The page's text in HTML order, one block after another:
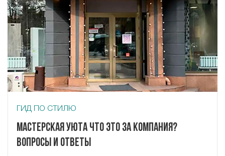
ГИД ПО СТИЛЮ
Мастерская Уюта что это за компания?
Вопросы и ответы